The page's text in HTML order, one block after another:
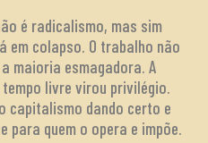
é radicalismo, mas sim
em colapso. O trabalho não
maioria esmagadora. A
livre virou privilégio.
capitalismo dando certo e
para quem o opera e impõe.